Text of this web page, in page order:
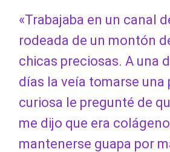
«Trabajaba en un canal
rodeada de un montón
chicas preciosas. A una
días la veía tomarse una
curiosa le pregunté de
me dijo que era
mantenerse guapa por